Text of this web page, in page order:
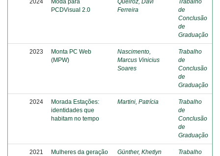
PCDVisual 2.0
Ferreira
de
Conclusão
de
Graduação
2023
Monta PC Web
(MPW)
Nascimento,
Marcus Vinicius
Soares
Trabalho
de
Conclusão
de
Graduação
2024
Morada Estações:
identidades que
habitam no tempo
Martini, Patrícia
Trabalho
de
Conclusão
de
Graduação
2021
Mulheres da geração
Günther, Khetlyn
Trabalho